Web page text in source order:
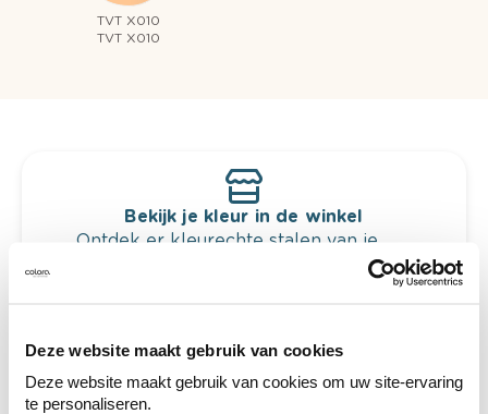
Deze website maakt gebruik van cookies
Deze website maakt gebruik van cookies om uw site-ervaring
te personaliseren.
TVT X010
TVT X010
Bekijk je kleur in de winkel
Ontdek er kleurechte stalen van je
Krijg persoonlijk advies om kleuren te
combineren.